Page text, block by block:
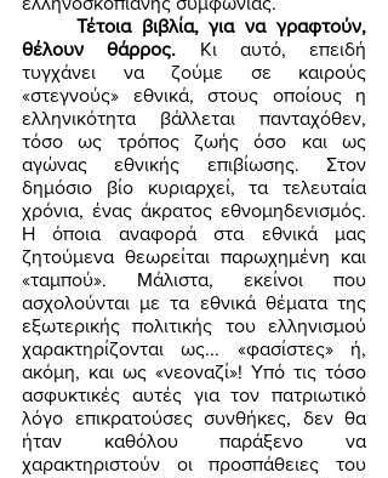
Τέτοια βιβλία, για να γραφτούν,
θέλουν θάρρος. Κι αυτό, επειδή
τυγχάνει να ζούμε σε καιρούς
«στεγνούς» εθνικά, στους οποίους η
ελληνικότητα βάλλεται πανταχόθεν,
τόσο ως τρόπος ζωής όσο και ως
αγώνας εθνικής επιβίωσης. Στον
δημόσιο βίο κυριαρχεί, τα τελευταία
χρόνια, ένας άκρατος εθνομηδενισμός.
Η όποια αναφορά στα εθνικά μας
ζητούμενα θεωρείται παρωχημένη και
«ταμπού». Μάλιστα, εκείνοι που
ασχολούνται με τα εθνικά θέματα της
εξωτερικής πολιτικής του ελληνισμού
χαρακτηρίζονται ως... «φασίστες» ή,
ακόμη, και ως «νεοναζί»! Υπό τις τόσο
ασφυκτικές αυτές για τον πατριωτικό
λόγο επικρατούσες συνθήκες, δεν θα
ήταν καθόλου παράξενο να
χαρακτηριστούν οι προσπάθειες του